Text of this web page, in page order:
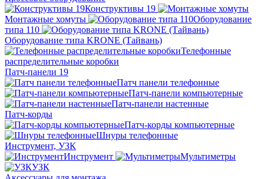
Конструктивы 19
Монтажные хомуты
Оборудование
типа 110
Оборудование типа KRONE (Тайвань)
Телефонные
распределительные коробки
Патч-панели 19
Патч панели телефонные
Патч-панели компьютерные
Патч-панели настенные
Патч-корды
Патч-корды компьютерные
Шнуры телефонные
Инструмент, УЗК
Инструмент
Мультиметры
УЗК